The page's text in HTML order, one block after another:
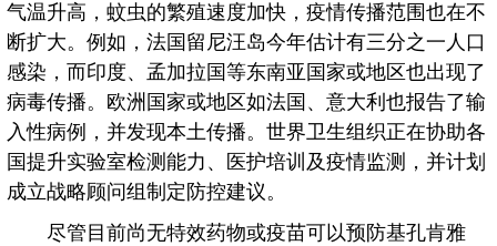
气温升高，蚊虫的繁殖速度加快，疫情传播范围也在不
断扩大。例如，法国留尼汪岛今年估计有三分之一人口
感染，而印度、孟加拉国等东南亚国家或地区也出现了
病毒传播。欧洲国家或地区如法国、意大利也报告了输
入性病例，并发现本土传播。世界卫生组织正在协助各
国提升实验室检测能力、医护培训及疫情监测，并计划
成立战略顾问组制定防控建议。
尽管目前尚无特效药物或疫苗可以预防基孔肯雅